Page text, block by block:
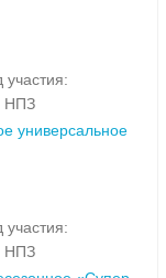
участия:
НПЗ
универсальное
участия:
НПЗ